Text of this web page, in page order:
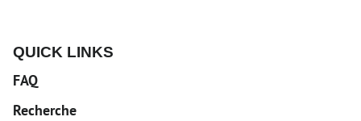
QUICK LINKS
FAQ
Recherche